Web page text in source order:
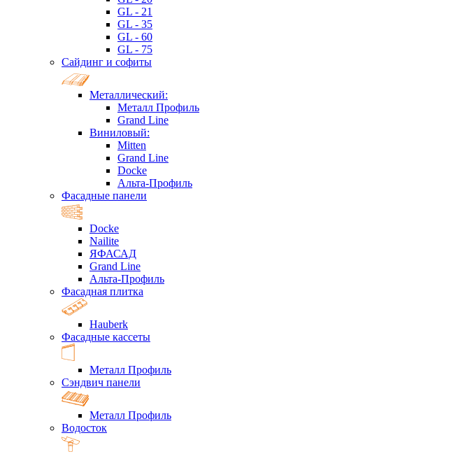
GL - 21
GL - 35
GL - 60
GL - 75
Сайдинг и софиты
Металлический:
Металл Профиль
Grand Line
Виниловый:
Mitten
Grand Line
Docke
Альта-Профиль
Фасадные панели
Docke
Nailite
ЯФАСАД
Grand Line
Альта-Профиль
Фасадная плитка
Hauberk
Фасадные кассеты
Металл Профиль
Сэндвич панели
Металл Профиль
Водосток